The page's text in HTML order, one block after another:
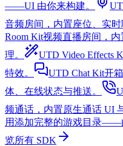
——UI 由你来构建。
音频房间，内置座位、实时
Room Kit视频直播房间，
理。
UTD Video Effects
特效。
UTD Chat Kit开
体、在线状态与推送。
频通话，内置原生通话 UI
用添加完整的游戏目录——
览所有 SDK